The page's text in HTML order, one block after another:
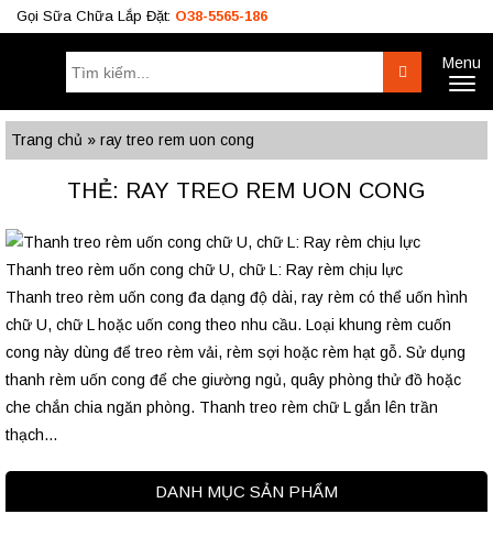
Gọi Sữa Chữa Lắp Đặt: O38-5565-186
Tìm
kiếm:
SearchMenu
Công Trình
O38.5565.186
Trang chủ » ray treo rem uon cong
THẺ: RAY TREO REM UON CONG
Thanh treo rèm uốn cong chữ U, chữ L: Ray rèm chịu lực
Thanh treo rèm uốn cong đa dạng độ dài, ray rèm có thể uốn hình
chữ U, chữ L hoặc uốn cong theo nhu cầu. Loại khung rèm cuốn
cong này dùng để treo rèm vải, rèm sợi hoặc rèm hạt gỗ. Sử dụng
thanh rèm uốn cong để che giường ngủ, quây phòng thử đồ hoặc
che chắn chia ngăn phòng. Thanh treo rèm chữ L gắn lên trần
thạch...
DANH MỤC SẢN PHẨM